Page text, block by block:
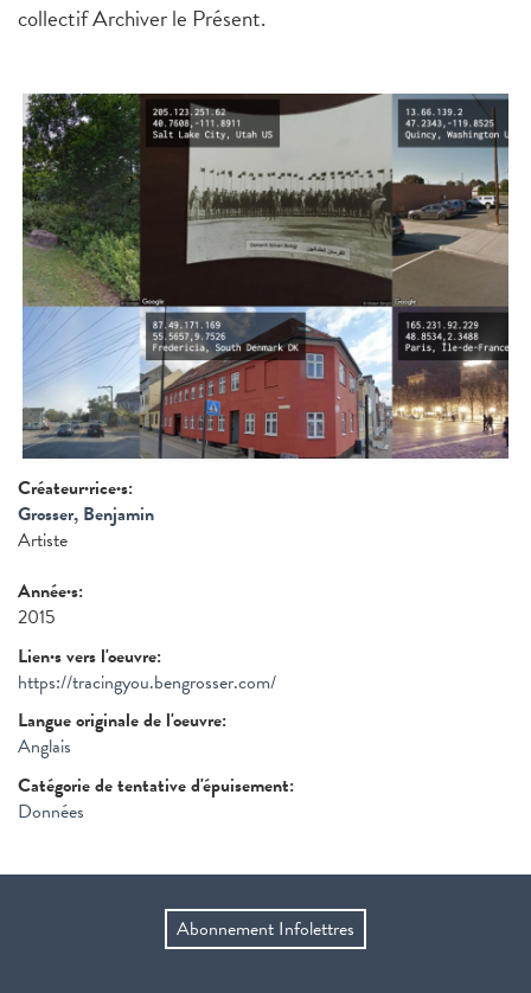
collectif Archiver le Présent.
Créateur·rice·s:
Grosser, Benjamin
Artiste
Année·s:
2015
Lien·s vers l'oeuvre:
https://tracingyou.bengrosser.com/
Langue originale de l'oeuvre:
Anglais
Catégorie de tentative d'épuisement:
Données
Abonnement Infolettres